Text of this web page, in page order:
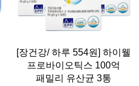
[장건강/ 하루 554원] 하이웰
프로바이오틱스 100억
패밀리 유산균 3통